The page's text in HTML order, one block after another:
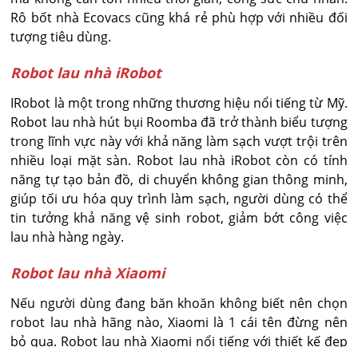
Rô bốt nhà Ecovacs cũng khá rẻ phù hợp với nhiều đối
tượng tiêu dùng.
Robot lau nhà iRobot
IRobot là một trong những thương hiệu nổi tiếng từ Mỹ.
Robot lau nhà hút bụi Roomba đã trở thành biểu tượng
trong lĩnh vực này với khả năng làm sạch vượt trội trên
nhiều loại mặt sàn. Robot lau nhà iRobot còn có tính
năng tự tạo bản đồ, di chuyển không gian thông minh,
giúp tối ưu hóa quy trình làm sạch, người dùng có thể
tin tưởng khả năng vệ sinh robot, giảm bớt công việc
lau nhà hàng ngày.
Robot lau nhà Xiaomi
Nếu người dùng đang băn khoăn không biết nên chọn
robot lau nhà hãng nào, Xiaomi là 1 cái tên đừng nên
bỏ qua. Robot lau nhà Xiaomi nổi tiếng với thiết kế đẹp